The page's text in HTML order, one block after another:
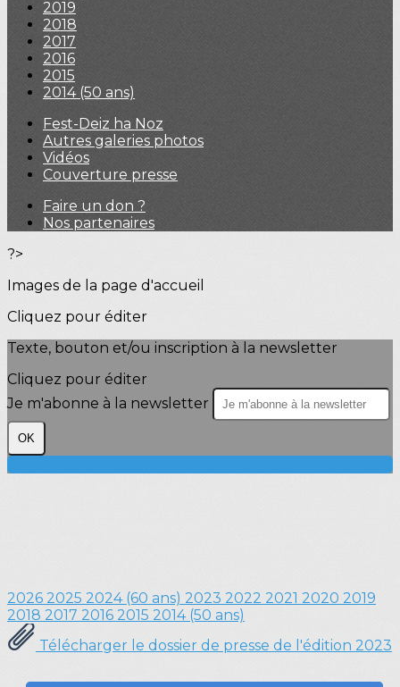
2019
2018
2017
2016
2015
2014 (50 ans)
Fest-Deiz ha Noz
Autres galeries photos
Vidéos
Couverture presse
Faire un don ?
Nos partenaires
?>
Images de la page d'accueil
Cliquez pour éditer
Texte, bouton et/ou inscription à la newsletter
Cliquez pour éditer
Je m'abonne à la newsletter
OK
2026 2025 2024 (60 ans) 2023 2022 2021 2020 2019
2018 2017 2016 2015 2014 (50 ans)
Télécharger le dossier de presse de l'édition 2023